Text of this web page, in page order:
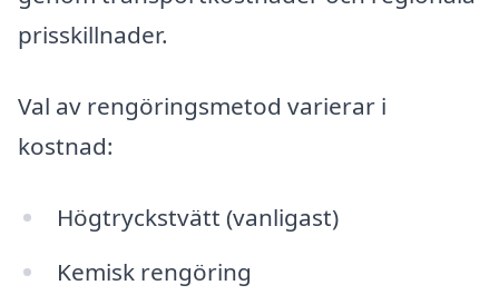
prisskillnader.
Val av rengöringsmetod varierar i
kostnad:
Högtryckstvätt (vanligast)
Kemisk rengöring